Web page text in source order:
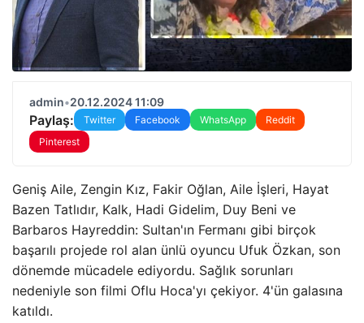
admin•20.12.2024 11:09
Paylaş: Twitter Facebook WhatsApp
Reddit
Pinterest
Geniş Aile, Zengin Kız, Fakir Oğlan, Aile İşleri, Hayat
Bazen Tatlıdır, Kalk, Hadi Gidelim, Duy Beni ve
Barbaros Hayreddin: Sultan'ın Fermanı gibi birçok
başarılı projede rol alan ünlü oyuncu Ufuk Özkan, son
dönemde mücadele ediyordu. Sağlık sorunları
nedeniyle son filmi Oflu Hoca'yı çekiyor. 4'ün galasına
katıldı.